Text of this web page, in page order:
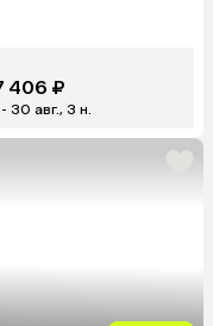
406 ₽
- 30 авг., 3 н.